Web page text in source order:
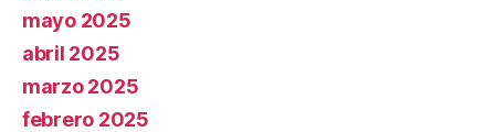
mayo 2025
abril 2025
marzo 2025
febrero 2025